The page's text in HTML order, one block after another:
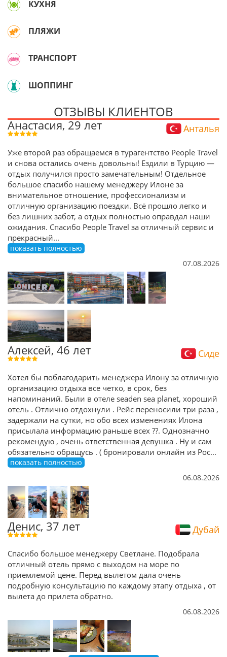
КУХНЯ
ПЛЯЖИ
ТРАНСПОРТ
ШОППИНГ
ОТЗЫВЫ КЛИЕНТОВ
Анастасия, 29 лет Анталья
Уже второй раз обращаемся в турагентство People Travel
и снова остались очень довольны! Ездили в Турцию —
отдых получился просто замечательным! Отдельное
большое спасибо нашему менеджеру Илоне за
внимательное отношение, профессионализм и
отличную организацию поездки. Всё прошло легко и
без лишних забот, а отдых полностью оправдал наши
ожидания. Спасибо People Travel за отличный сервис и
прекрасный...
показать полностью
07.08.2026
Алексей, 46 лет Сиде
Хотел бы поблагодарить менеджера Илону за отличную
организацию отдыха все четко, в срок, без
напоминаний. Были в отеле seaden sea planet, хороший
отель . Отлично отдохнули . Рейс переносили три раза ,
задержали на сутки, но обо всех изменениях Илона
присылала информацию раньше всех ??. Однозначно
рекомендую , очень ответственная девушка . Ну и сам
обязательно обращусь . ( бронировали онлайн из Рос...
показать полностью
06.08.2026
Денис, 37 лет Дубай
Спасибо большое менеджеру Светлане. Подобрала
отличный отель прямо с выходом на море по
приемлемой цене. Перед вылетом дала очень
подробную консультацию по каждому этапу отдыха , от
вылета до прилета обратно.
06.08.2026